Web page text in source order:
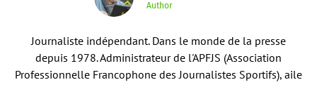
Author
Journaliste indépendant. Dans le monde de la presse
depuis 1978. Administrateur de l'APFJS (Association
Professionnelle Francophone des Journalistes Sportifs), aile